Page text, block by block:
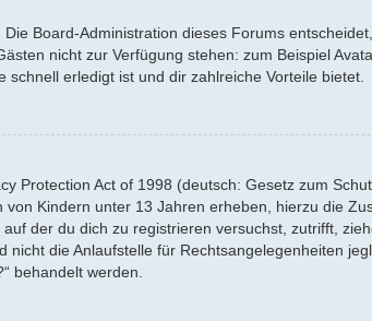
Board-Administration dieses Forums
nicht zur Verfügung stehen: zum Beispiel
erledigt ist und dir zahlreiche Vorteile bietet.
Protection Act of 1998 (deutsch: Gesetz zum
Kindern unter 13 Jahren erheben, hierzu die
der du dich zu registrieren versuchst, zutrifft,
die Anlaufstelle für Rechtsangelegenheiten
behandelt werden.